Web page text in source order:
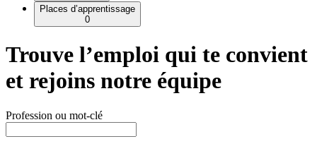
Places d’apprentissage
0
Trouve l’emploi qui te convient
et rejoins notre équipe
Profession ou mot-clé